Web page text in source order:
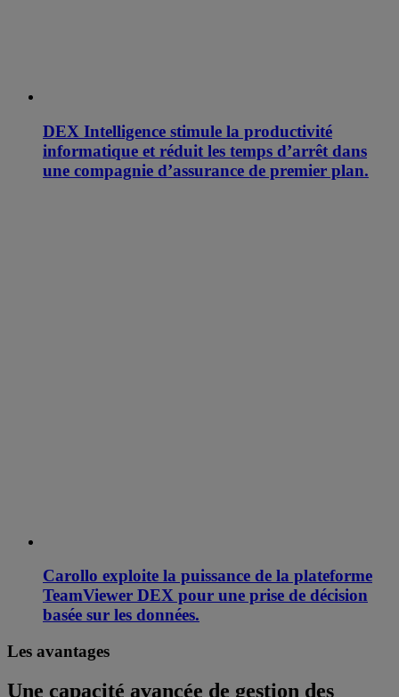
DEX Intelligence stimule la productivité
informatique et réduit les temps d’arrêt dans
une compagnie d’assurance de premier plan.
Carollo exploite la puissance de la plateforme
TeamViewer DEX pour une prise de décision
basée sur les données.
Les avantages
Une capacité avancée de gestion des